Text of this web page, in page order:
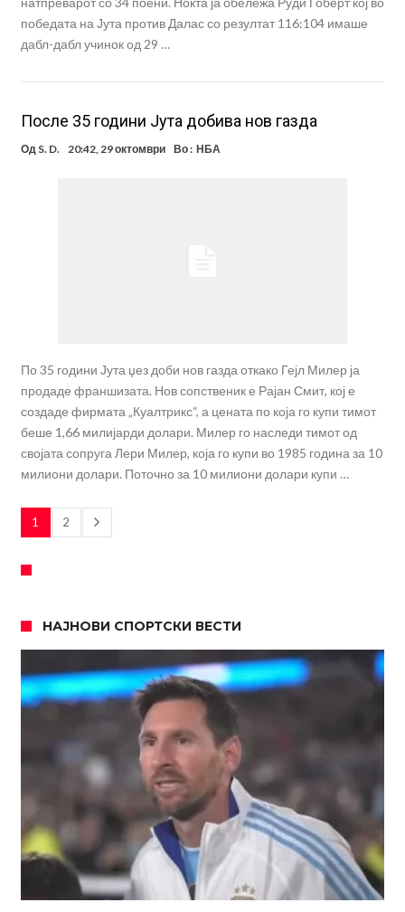
победата на Јута против Далас со резултат 116:104 имаше
дабл-дабл учинок од 29 …
После 35 години Јута добива нов газда
Од S. D. 20:42, 29 октомври Во : НБА
По 35 години Јута џез доби нов газда откако Гејл Милер ја
продаде франшизата. Нов сопственик е Рајан Смит, кој е
создаде фирмата „Куалтрикс“, а цената по која го купи тимот
беше 1,66 милијарди долари. Милер го наследи тимот од
својата сопруга Лери Милер, која го купи во 1985 година за 10
милиони долари. Поточно за 10 милиони долари купи …
1 2
НАЈНОВИ СПОРТСКИ ВЕСТИ